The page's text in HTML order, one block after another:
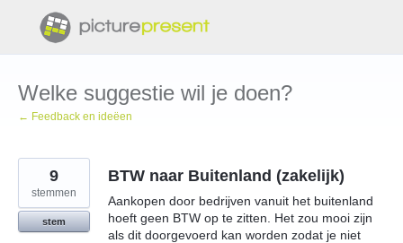
Doorgaan
naar
artikel
Welke suggestie wil je doen?
← Feedback en ideëen
BTW naar Buitenland (zakelijk)
Aankopen door bedrijven vanuit het buitenland
hoeft geen BTW op te zitten. Het zou mooi zijn
als dit doorgevoerd kan worden zodat je niet
9
stemmen
stem